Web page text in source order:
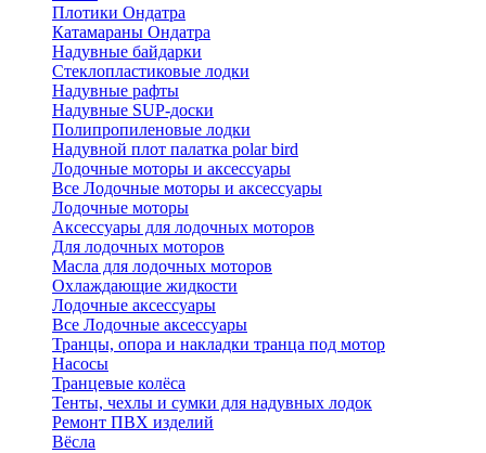
Плотики Ондатра
Катамараны Ондатра
Надувные байдарки
Стеклопластиковые лодки
Надувные рафты
Надувные SUP-доски
Полипропиленовые лодки
Надувной плот палатка polar bird
Лодочные моторы и аксессуары
Все Лодочные моторы и аксессуары
Лодочные моторы
Аксессуары для лодочных моторов
Для лодочных моторов
Масла для лодочных моторов
Охлаждающие жидкости
Лодочные аксессуары
Все Лодочные аксессуары
Транцы, опора и накладки транца под мотор
Насосы
Транцевые колёса
Тенты, чехлы и сумки для надувных лодок
Ремонт ПВХ изделий
Вёсла